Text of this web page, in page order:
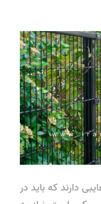
دارند که باید در